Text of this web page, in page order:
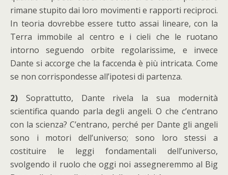
rimane stupito dai loro movimenti e rapporti reciproci.
In teoria dovrebbe essere tutto assai lineare, con la
Terra immobile al centro e i cieli che le ruotano
intorno seguendo orbite regolarissime, e invece
Dante si accorge che la faccenda è più intricata. Come
se non corrispondesse all’ipotesi di partenza.
2) Soprattutto, Dante rivela la sua modernità
scientifica quando parla degli angeli. O che c’entrano
con la scienza? C’entrano, perché per Dante gli angeli
sono i motori dell’universo; sono loro stessi a
costituire le leggi fondamentali dell’universo,
svolgendo il ruolo che oggi noi assegneremmo al Big